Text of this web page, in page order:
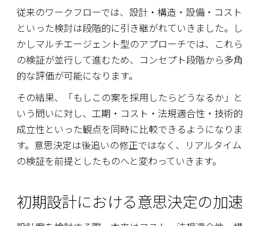
従来のワークフローでは、設計・構造・設備・コスト
といった検討は段階的に引き継がれていきました。し
かしマルチエージェント型のアプローチでは、これら
の検証が並行して進むため、コンセプト段階から多角
的な評価が可能になります。
その結果、「もしこの案を採用したらどうなるか」と
いう問いに対し、工期・コスト・法規適合性・技術的
成立性といった観点を同時に比較できるようになりま
す。意思決定は後追いの修正ではなく、リアルタイム
の検証を前提としたものへと変わっていきます。
初期設計における意思決定の加速